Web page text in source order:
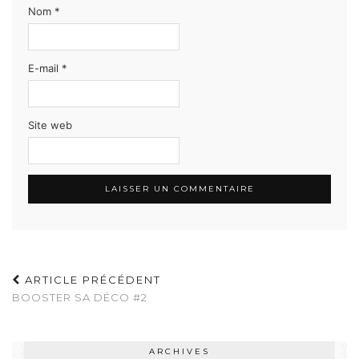
Nom *
E-mail *
Site web
ARTICLE PRÉCÉDENT
BOOSTER SA DÉCO #2
ARCHIVES